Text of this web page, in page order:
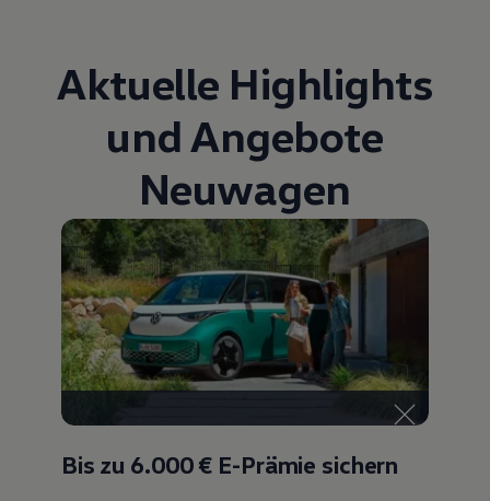
Aktuelle Highlights
und Angebote
Neuwagen
Bis zu 6.000 € E-Prämie sichern